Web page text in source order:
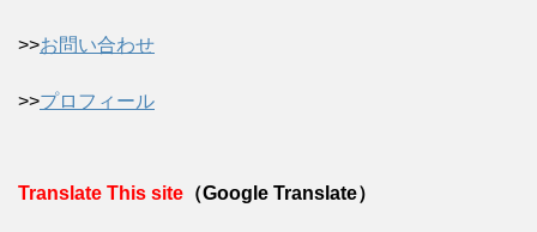
>>お問い合わせ
>>プロフィール
Translate This site （Google Translate）